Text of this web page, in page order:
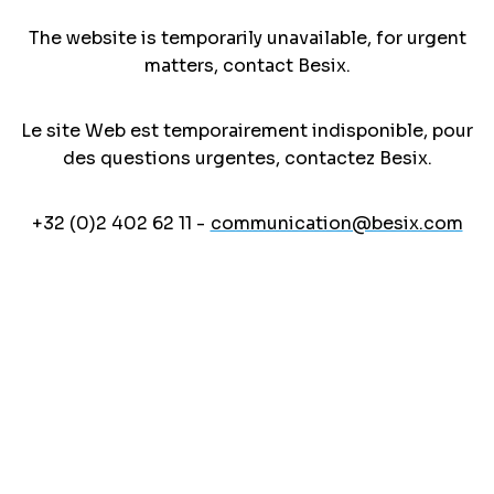
The website is temporarily unavailable, for urgent
matters, contact Besix.
Le site Web est temporairement indisponible, pour
des questions urgentes, contactez Besix.
+32 (0)2 402 62 11 - communication@besix.com